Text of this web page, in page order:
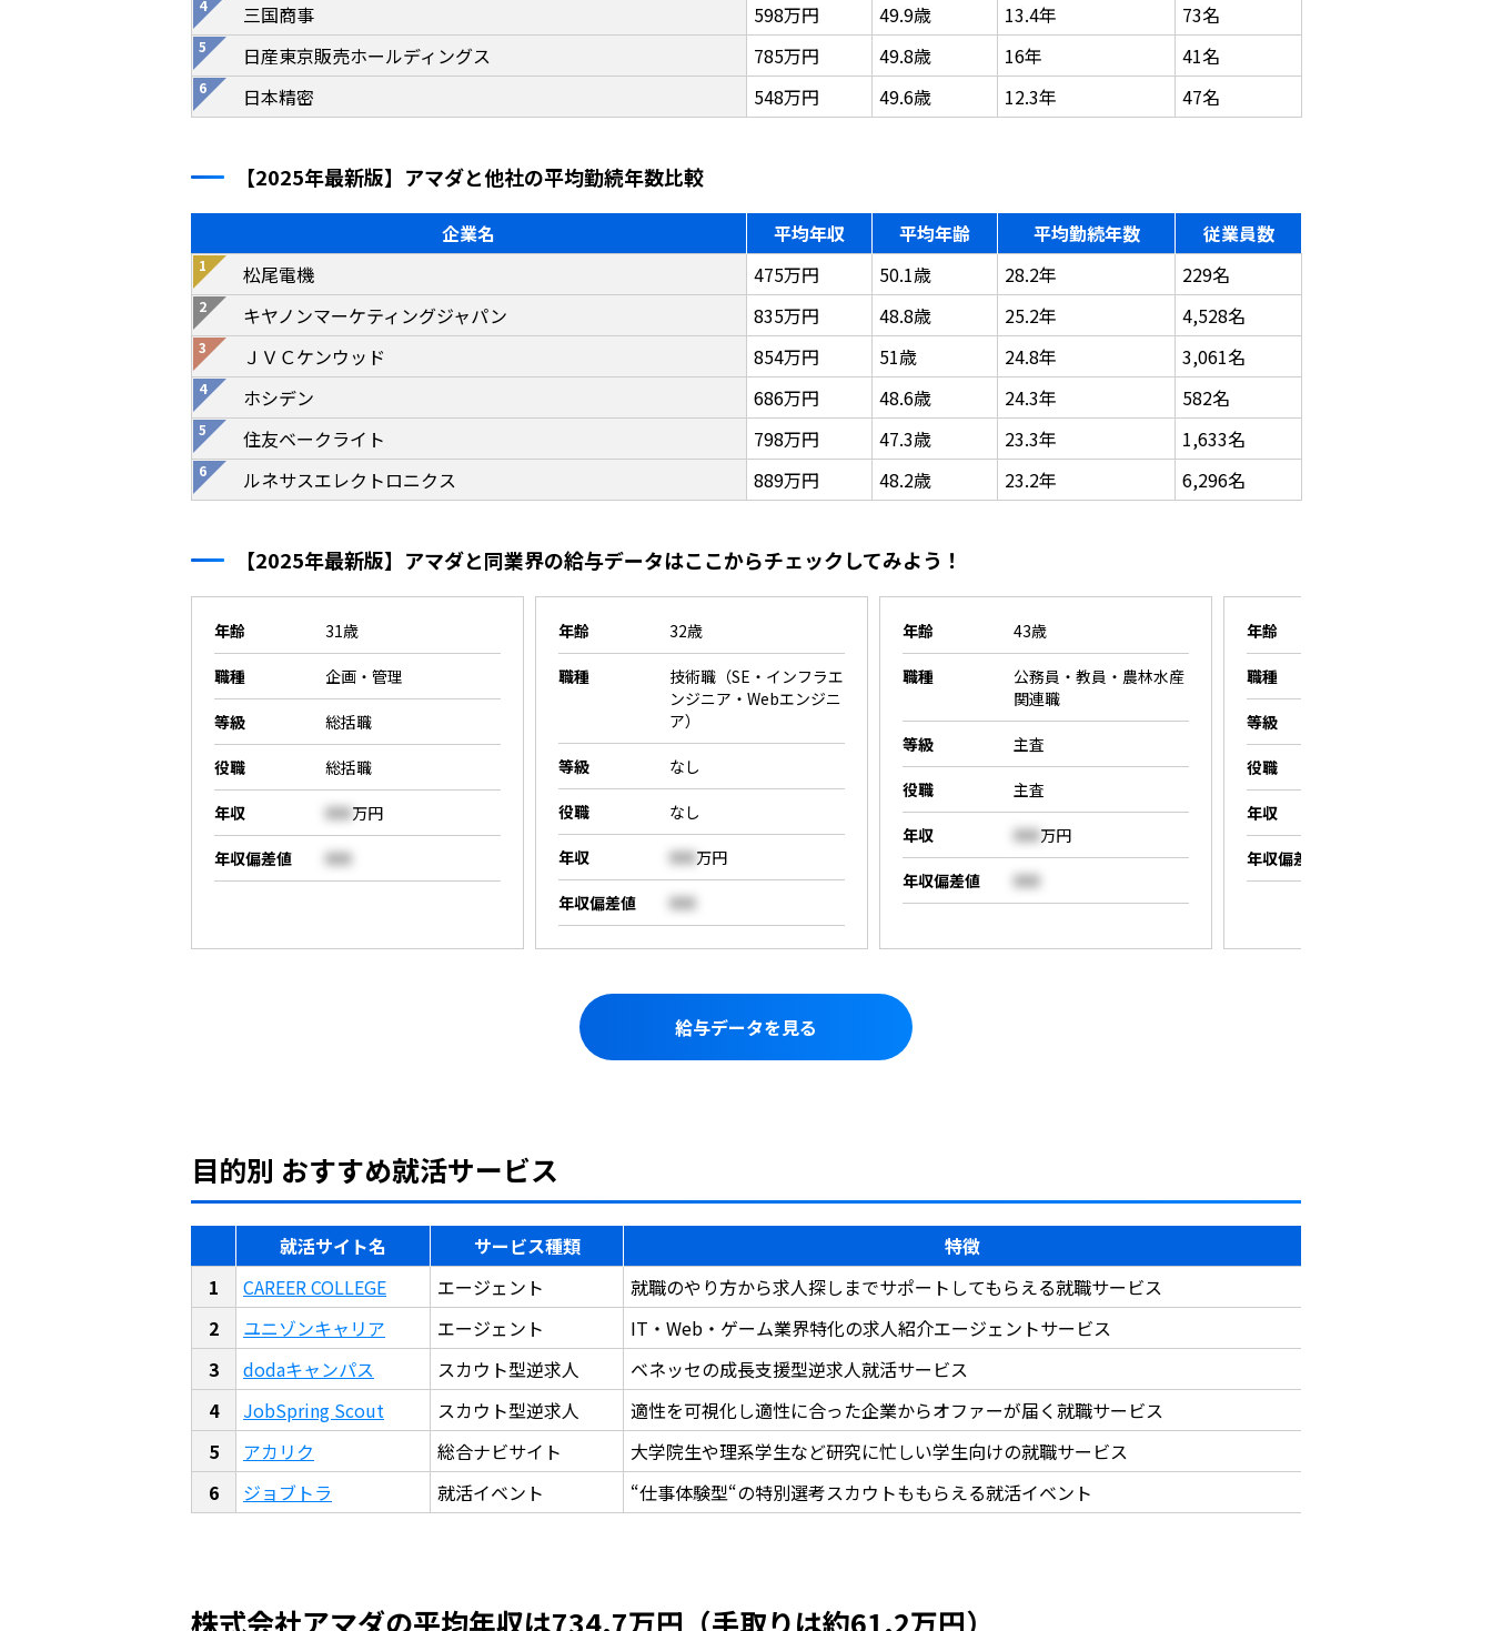
三国商事
598万円 49.9歳 13.4年
73名
日産東京販売ホールディングス
785万円 49.8歳 16年
41名
日本精密
548万円 49.6歳 12.3年 47名
【2025年最新版】アマダと他社の平均勤続年数比較
企業名 平均年収 平均年齢 平均勤続年数
従業員数
松尾電機
475万円 50.1歳 28.2年
229名
キヤノンマーケティングジャパン
835万円 48.8歳 25.2年
4,528名
ＪＶＣケンウッド
854万円 51歳 24.8年
3,061名
ホシデン
686万円 48.6歳 24.3年
582名
住友ベークライト
798万円 47.3歳 23.3年
1,633名
ルネサスエレクトロニクス
889万円 48.2歳 23.2年 6,296名
【2025年最新版】アマダと同業界の給与データはここからチェックしてみよう！
年齢 31歳
職種 企画・管理
等級 総括職
役職 総括職
年収 000 万円
年収偏差値 000
年齢 32歳
職種
技術職（SE・インフラエ
ンジニア・Webエンジニ
ア）
等級 なし
役職 なし
年収 000 万円
年収偏差値 000
年齢 43歳
職種
公務員・教員・農林水産
関連職
等級 主査
役職 主査
年収 000 万円
年収偏差値 000
年齢
職種
等級
役職
年収
年収偏差値
給与データを見る
目的別 おすすめ就活サービス
就活サイト名 サービス種類
特徴
CAREER COLLEGE
エージェント
就職のやり方から求人探しまでサポートしてもらえる就職サービス
ユニゾンキャリア
エージェント
IT・Web・ゲーム業界特化の求人紹介エージェントサービス
dodaキャンパス
スカウト型逆求人
ベネッセの成長支援型逆求人就活サービス
JobSpring Scout
スカウト型逆求人
適性を可視化し適性に合った企業からオファーが届く就職サービス
アカリク
総合ナビサイト
大学院生や理系学生など研究に忙しい学生向けの就職サービス
ジョブトラ
就活イベント “仕事体験型“の特別選考スカウトももらえる就活イベント
株式会社アマダの平均年収は734.7万円（手取りは約61.2万円）